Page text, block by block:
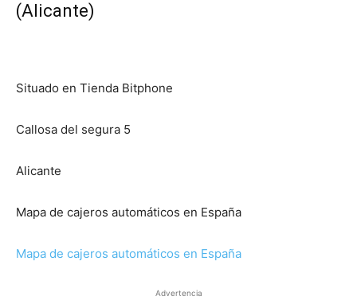
(Alicante)
Situado en Tienda Bitphone
Callosa del segura 5
Alicante
Mapa de cajeros automáticos en España
Mapa de cajeros automáticos en España
Advertencia